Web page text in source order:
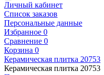
Личный кабинет
Список заказов
Персональные данные
Избранное 0
Сравнение 0
Корзина 0
Керамическая плитка 20753
Керамическая плитка 20753